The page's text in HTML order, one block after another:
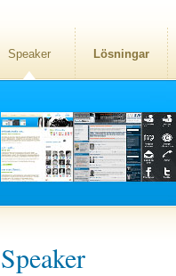
Speaker Lösningar
Speaker